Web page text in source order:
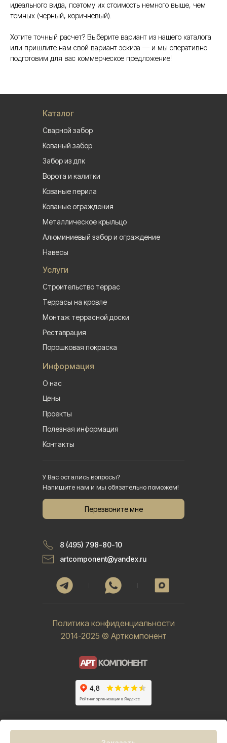
идеального вида, поэтому их стоимость немного выше, чем
темных (черный, коричневый).
Хотите точный расчет? Выберите вариант из нашего каталога
или пришлите нам свой вариант эскиза — и мы оперативно
подготовим для вас коммерческое предложение!
Каталог
Сварной забор
Кованый забор
Забор из дпк
Ворота и калитки
Металлическое крыльцо
Навесы
Алюминиевый забор и ограждение
Кованые ограждения
Кованые перила
Строительство террас
Террасы на кровле
Монтаж террасной доски
Реставрация
Порошковая покраска
Услуги
2014-2025 © Арткомпонент
Политика конфиденциальности
Информация
О нас
Цены
Проекты
Полезная информация
Контакты
Перезвоните мне
У Вас остались вопросы?
Напишите нам и мы обязательно поможем!
8 (495) 798-80-10
artcomponent@yandex.ru